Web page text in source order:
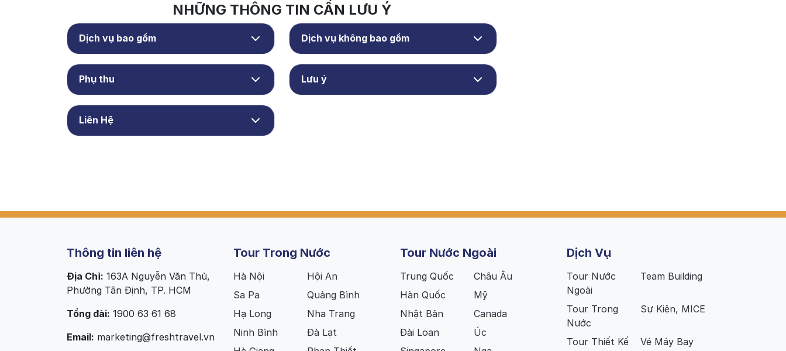
NHỮNG THÔNG TIN CẦN LƯU Ý
Dịch vụ bao gồm Dịch vụ không bao gồm
Phụ thu Lưu ý
Liên Hệ
Thông tin liên hệ
Địa Chỉ: 163A Nguyễn Văn Thủ,
Phường Tân Định, TP. HCM
Tổng đài: 1900 63 61 68
Email: marketing@freshtravel.vn
Tour Trong Nước
Hà Nội
Hội An
Sa Pa
Quảng Bình
Hạ Long
Nha Trang
Ninh Bình
Đà Lạt
Tour Nước Ngoài
Trung Quốc
Châu Âu
Hàn Quốc
Mỹ
Nhật Bản
Canada
Đài Loan
Úc
Dịch Vụ
Tour Nước
Ngoài
Team Building
Tour Trong
Nước
Sự Kiện, MICE
Tour Thiết Kế Vé Máy Bay